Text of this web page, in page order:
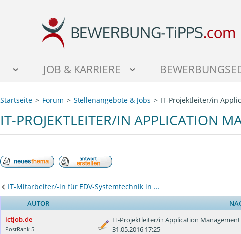
JOB & KARRIERE
Startseite Forum Stellenangebote & Jobs IT-Projektleiter/in
IT-PROJEKTLEITER/IN APPLICATION
IT-Mitarbeiter/-in für EDV-Systemtechnik in ...
AUTOR
ictjob.de
PostRank 5
IT-Projektleiter/in Application
31.05.2016 17:25